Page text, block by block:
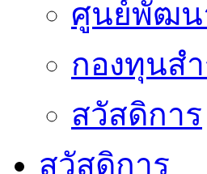
ศูนย์พัฒน
กองทุนส
สวัสดิการ
สวัสดิการ